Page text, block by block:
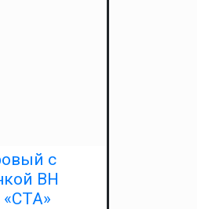
с
ВН
«СТА»